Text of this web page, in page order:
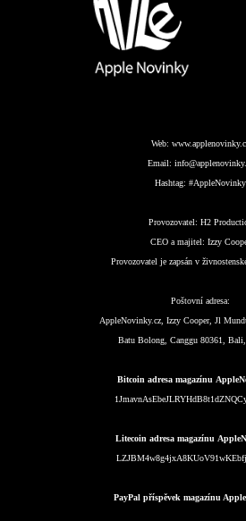
Web:
Email:
Hashtag: #AppleNovinky
Provozovatel: H2
CEO a majitel: Izzy
Provozovatel je zapsán v
Poštovní adresa:
AppleNovinky.cz, Izzy Cooper, Jl
Batu Bolong, Canggu 80361,
Bitcoin adresa magazínu
Litecoin adresa magazínu
PayPal příspěvek magazínu